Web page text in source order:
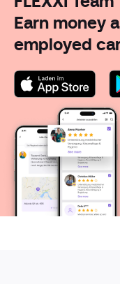
Earn money
employed